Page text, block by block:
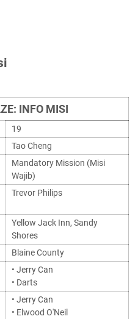
INFO MISI
19
Tao Cheng
Mandatory Mission (Misi
Wajib)
Trevor Philips
Yellow Jack Inn, Sandy
Shores
Blaine County
• Jerry Can
• Darts
• Jerry Can
• Elwood O'Neil